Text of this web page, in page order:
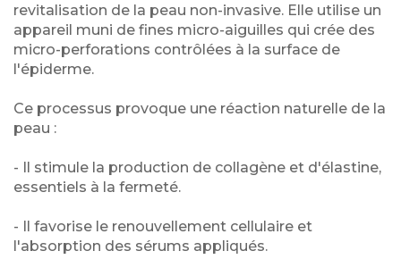
revitalisation de la peau non-invasive. Elle utilise un
appareil muni de fines micro-aiguilles qui crée des
micro-perforations contrôlées à la surface de
l'épiderme.
​Ce processus provoque une réaction naturelle de la
peau :
- ​Il stimule la production de collagène et d'élastine,
essentiels à la fermeté.
​- Il favorise le renouvellement cellulaire et
l'absorption des sérums appliqués.